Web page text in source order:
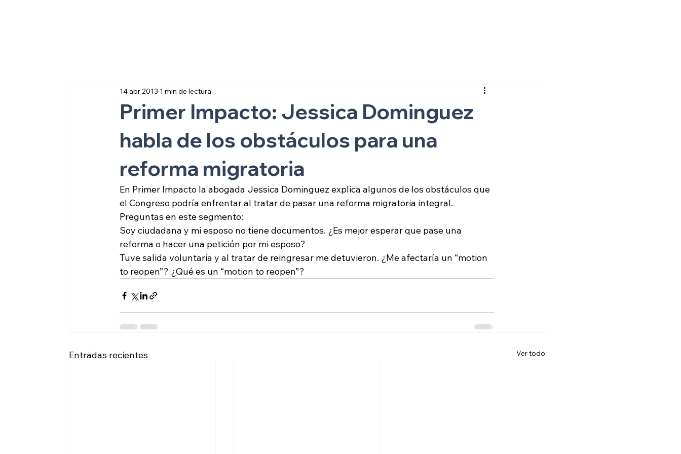
Primer Impacto: Jessica Dominguez
habla de los obstáculos para una
reforma migratoria
14 abr 2013 1 min de lectura
En Primer Impacto la abogada Jessica Dominguez explica algunos de los obstáculos que
el Congreso podría enfrentar al tratar de pasar una reforma migratoria integral.
Preguntas en este segmento:
Soy ciudadana y mi esposo no tiene documentos. ¿Es mejor esperar que pase una
reforma o hacer una petición por mi esposo?
Tuve salida voluntaria y al tratar de reingresar me detuvieron. ¿Me afectaría un “motion
to reopen”? ¿Qué es un “motion to reopen”?
Entradas recientes Ver todo